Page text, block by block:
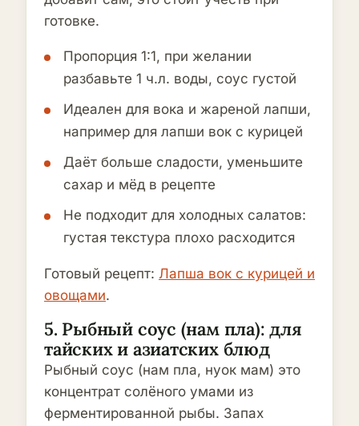
готовке.
Пропорция 1:1, при желании
разбавьте 1 ч.л. воды, соус густой
Идеален для вока и жареной лапши,
например для лапши вок с курицей
Даёт больше сладости, уменьшите
сахар и мёд в рецепте
Не подходит для холодных салатов:
густая текстура плохо расходится
Готовый рецепт: Лапша вок с курицей и
овощами.
5. Рыбный соус (нам пла): для
тайских и азиатских блюд
Рыбный соус (нам пла, нуок мам) это
концентрат солёного умами из
ферментированной рыбы. Запах